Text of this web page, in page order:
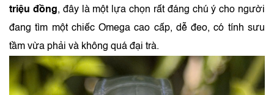
triệu đồng, đây là một lựa chọn rất đáng chú ý cho người
đang tìm một chiếc Omega cao cấp, dễ đeo, có tính sưu
tầm vừa phải và không quá đại trà.